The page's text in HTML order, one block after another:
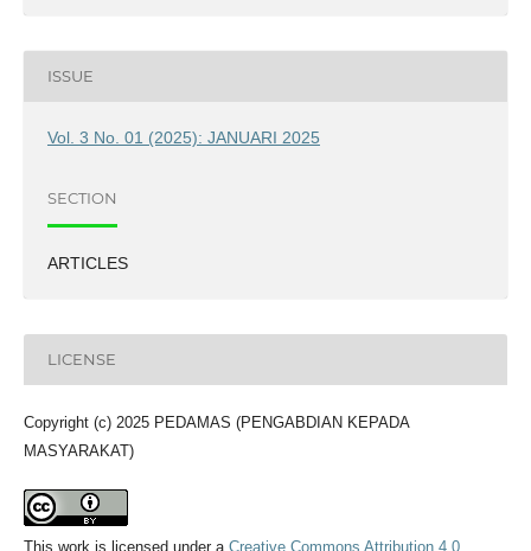
ISSUE
Vol. 3 No. 01 (2025): JANUARI 2025
SECTION
ARTICLES
LICENSE
Copyright (c) 2025 PEDAMAS (PENGABDIAN KEPADA
MASYARAKAT)
This work is licensed under a Creative Commons Attribution 4.0